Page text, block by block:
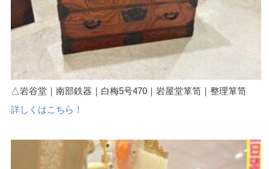
△岩谷堂｜南部鉄器｜白梅5号470｜岩屋堂箪笥｜整理箪笥
詳しくはこちら！